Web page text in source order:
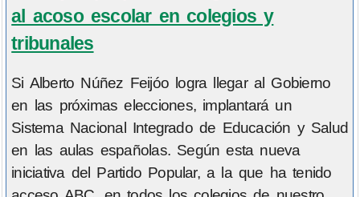
al acoso escolar en colegios y
tribunales
Si Alberto Núñez Feijóo logra llegar al Gobierno
en las próximas elecciones, implantará un
Sistema Nacional Integrado de Educación y Salud
en las aulas españolas. Según esta nueva
iniciativa del Partido Popular, a la que ha tenido